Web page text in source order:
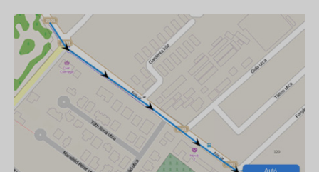
Μετακίνηση
Αποχώρηση από ψηφιακή περίφραξη POI, άφιξη
Χαμηλή στάθμη μπαταρίας
Περιεχόμενα πακέτου
FLEXCOM FB222RBK9005FR6366 roller gps
ιχνηλάτης